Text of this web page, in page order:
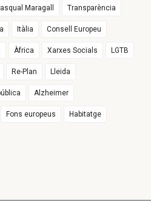
Maragall Transparència
Itàlia Consell Europeu
Àfrica Xarxes Socials LGTB
Re-Plan Lleida
Alzheimer
Fons europeus Habitatge